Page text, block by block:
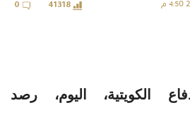
41318
0
الكويتية، اليوم، رصد